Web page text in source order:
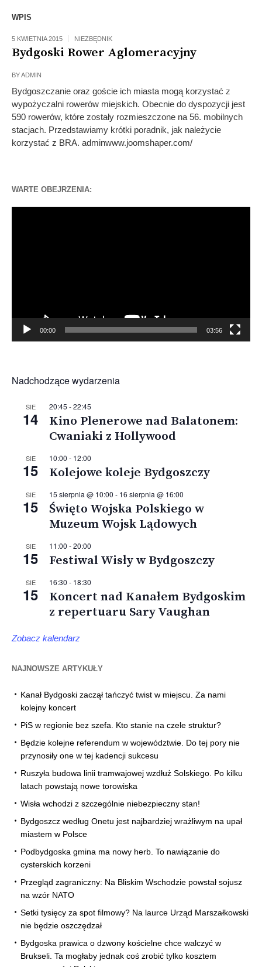
WPIS
5 KWIETNIA 2015 NIEZBĘDNIK
Bydgoski Rower Aglomeracyjny
BYADMIN
Bydgoszczanie oraz goście ich miasta mogą korzystać z
wypożyczalni rowerów miejskich. Obecnie do dyspozycji jest
590 rowerów, które zostały rozmieszczone na 56. mobilnych
stacjach. Przedstawiamy krótki poradnik, jak należycie
korzystać z BRA. adminwww.joomshaper.com/
WARTE OBEJRZENIA:
00:00 03:56
Nadchodzące wydarzenia
SIE
14
20:45 -22:45
Kino Plenerowe nad Balatonem:
Cwaniaki z Hollywood
SIE
15
10:00 - 12:00
Kolejowe koleje Bydgoszczy
SIE
15
15 sierpnia @ 10:00 - 16 sierpnia @ 16:00
Święto Wojska Polskiego w
Muzeum Wojsk Lądowych
SIE
15
11:00 -20:00
Festiwal Wisły w Bydgoszczy
SIE
15
16:30 - 18:30
Koncert nad Kanałem Bydgoskim
z repertuaru Sary Vaughan
Zobacz kalendarz
NAJNOWSZE ARTYKUŁY
Kanał Bydgoski zaczął tańczyć twist w miejscu. Za nami
kolejny koncert
PiS w regionie bez szefa. Kto stanie na czele struktur?
Będzie kolejne referendum w województwie. Do tej pory nie
przynosiły one w tej kadencji sukcesu
Ruszyła budowa linii tramwajowej wzdłuż Solskiego. Po kilku
latach powstają nowe torowiska
Wisła wchodzi z szczególnie niebezpieczny stan!
Bydgoszcz według Onetu jest najbardziej wrażliwym na upał
miastem w Polsce
Podbydgoska gmina ma nowy herb. To nawiązanie do
cysterskich korzeni
Przegląd zagraniczny: Na Bliskim Wschodzie powstał sojusz
na wzór NATO
Setki tysięcy za spot filmowy? Na laurce Urząd Marszałkowski
nie będzie oszczędzał
Bydgoska prawica o dzwony kościelne chce walczyć w
Brukseli. Ta mogłaby jednak coś zrobić tylko kosztem